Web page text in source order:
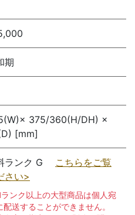
期
375/360(H/DH) ×
[mm]
ランク G こちらをご覧
さい>
ランク以上の大型商品は個人宛
配送することができません。